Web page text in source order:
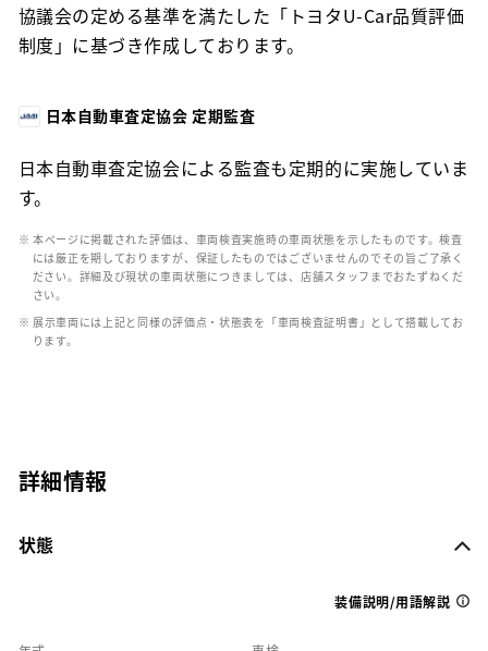
協議会の定める基準を満たした「トヨタU-Car品質評価
制度」に基づき作成しております。
日本自動車査定協会 定期監査
日本自動車査定協会による監査も定期的に実施していま
す。
※ 本ページに掲載された評価は、車両検査実施時の車両状態を示したものです。検査
には厳正を期しておりますが、保証したものではございませんのでその旨ご了承く
ださい。詳細及び現状の車両状態につきましては、店舗スタッフまでおたずねくだ
さい。
※ 展示車両には上記と同様の評価点・状態表を「車両検査証明書」として搭載してお
ります。
詳細情報
状態
装備説明/用語解説